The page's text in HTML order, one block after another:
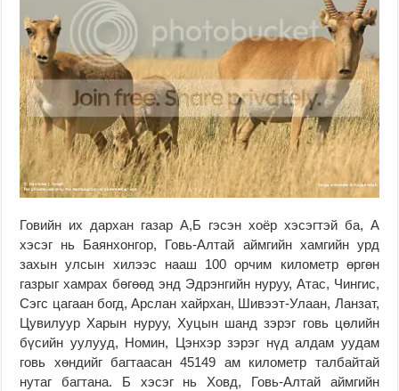
Говийн их дархан газар А,Б гэсэн хоёр хэсэгтэй ба, А
хэсэг нь Баянхонгор, Говь-Алтай аймгийн хамгийн урд
захын улсын хилээс нааш 100 орчим километр өргөн
газрыг хамрах бөгөөд энд Эдрэнгийн нуруу, Атас, Чингис,
Сэгс цагаан богд, Арслан хайрхан, Шивээт-Улаан, Ланзат,
Цувилуур Харын нуруу, Хуцын шанд зэрэг говь цөлийн
бүсийн уулууд, Номин, Цэнхэр зэрэг нүд алдам уудам
говь хөндийг багтаасан 45149 ам километр талбайтай
нутаг багтана. Б хэсэг нь Ховд, Говь-Алтай аймгийн